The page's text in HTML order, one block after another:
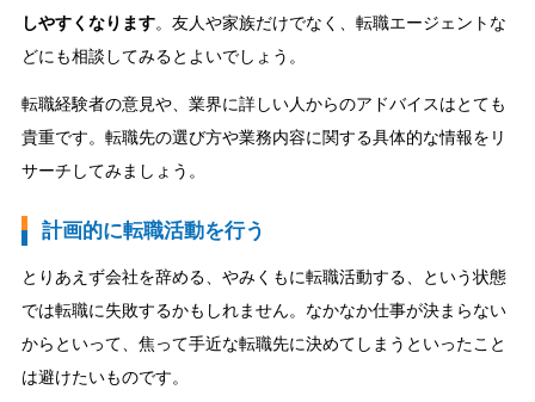
しやすくなります。友人や家族だけでなく、転職エージェントな
どにも相談してみるとよいでしょう。
転職経験者の意見や、業界に詳しい人からのアドバイスはとても
貴重です。転職先の選び方や業務内容に関する具体的な情報をリ
サーチしてみましょう。
計画的に転職活動を行う
とりあえず会社を辞める、やみくもに転職活動する、という状態
では転職に失敗するかもしれません。なかなか仕事が決まらない
からといって、焦って手近な転職先に決めてしまうといったこと
は避けたいものです。